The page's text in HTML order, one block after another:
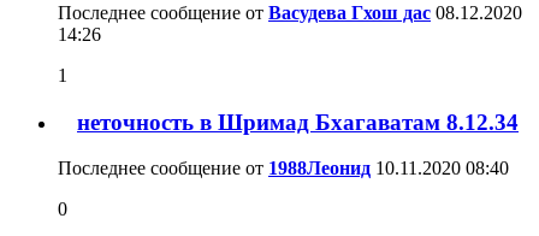
Последнее сообщение от Васудева Гхош дас 08.12.2020
14:26
1
неточность в Шримад Бхагаватам 8.12.34
Последнее сообщение от 1988Леонид 10.11.2020 08:40
0